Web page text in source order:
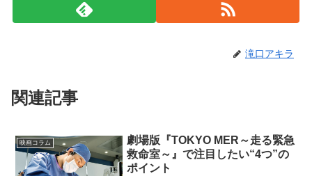
滝口アキラ
関連記事
映画コラム
劇場版『TOKYO MER～走る緊急
救命室～』で注目したい“4つ”の
ポイント